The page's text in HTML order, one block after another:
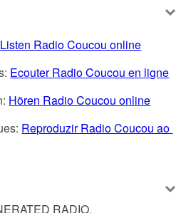
Listen Radio Coucou online
Ecouter Radio Coucou en ligne
Hören Radio Coucou online
Reproduzir Radio Coucou ao
RADIO.